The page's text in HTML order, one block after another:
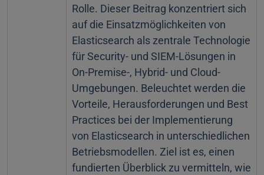
Rolle. Dieser Beitrag konzentriert sich
auf die Einsatzmöglichkeiten von
Elasticsearch als zentrale Technologie
für Security- und SIEM-Lösungen in
On-Premise-, Hybrid- und Cloud-
Umgebungen. Beleuchtet werden die
Vorteile, Herausforderungen und Best
Practices bei der Implementierung
von Elasticsearch in unterschiedlichen
Betriebsmodellen. Ziel ist es, einen
fundierten Überblick zu vermitteln, wie